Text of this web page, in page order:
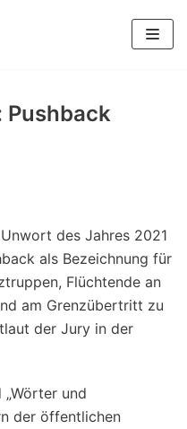
Pushback
des Jahres 2021
als Bezeichnung für
Flüchtende an
am Grenzübertritt zu
der Jury in der
und
der öffentlichen